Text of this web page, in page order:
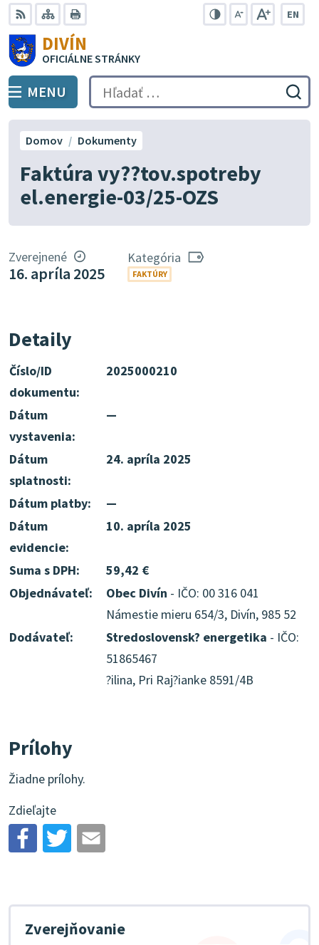
Preskočiť
na
obsah
RSS Mapa
EN
DIVÍN
OFICIÁLNE STRÁNKY
PREPNÚŤ
MENU Hľadať:
Faktúra vy??tov.spotreby
el.energie-03/25-OZS
Domov Dokumenty
Zverejnené
16. apríla 2025
Kategória
FAKTÚRY
Detaily
Číslo/ID
dokumentu:
2025000210
Dátum
vystavenia:
—
Dátum
splatnosti:
24. apríla 2025
Dátum platby:
—
Dátum
evidencie:
10. apríla 2025
Suma s DPH:
59,42 €
Objednávateľ:
Obec Divín - IČO: 00 316 041
Námestie mieru 654/3, Divín, 985 52
Dodávateľ:
Stredoslovensk? energetika - IČO:
51865467
?ilina, Pri Raj?ianke 8591/4B
Prílohy
Žiadne prílohy.
Zdieľajte
Zverejňovanie